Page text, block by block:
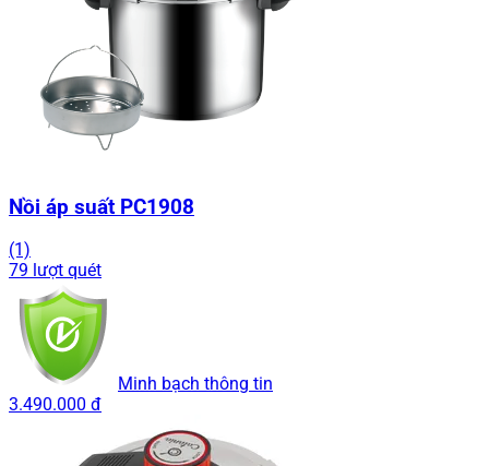
Nồi áp suất PC1908
(1)
79 lượt quét
Minh bạch thông tin
3.490.000 đ